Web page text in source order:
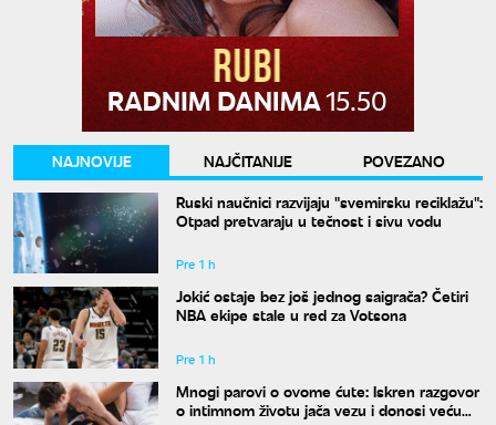
NAJNOVIJE NAJČITANIJE
POVEZANO
Ruski naučnici razvijaju "svemirsku reciklažu":
Otpad pretvaraju u tečnost i sivu vodu
Pre 1 h
Jokić ostaje bez još jednog saigrača? Četiri
NBA ekipe stale u red za Votsona
Pre 1 h
Mnogi parovi o ovome ćute: Iskren razgovor
o intimnom životu jača vezu i donosi veću